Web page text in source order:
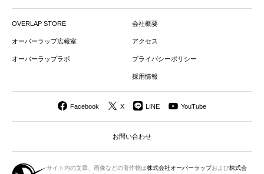
OVERLAP STORE
オーバーラップ広報室
オーバーラップラボ
会社概要
アクセス
プライバシーポリシー
採用情報
Facebook X LINE YouTube
お問い合わせ
サイト内の文章、画像などの著作物は株式会社オーバーラップおよび株式会